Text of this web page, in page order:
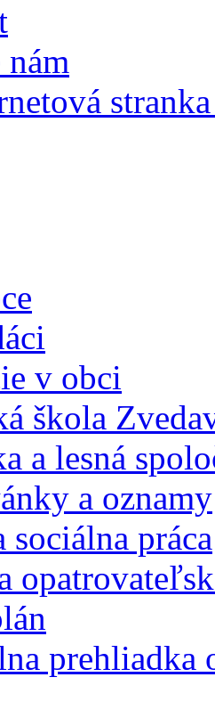
nám
v obci
škola
a lesná
a oznamy
sociálna práca
prehliadka